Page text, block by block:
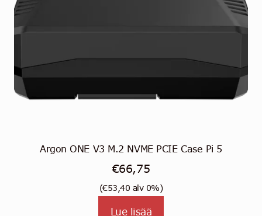
Argon ONE V3 M.2 NVME PCIE Case Pi 5
€66,75
(€53,40 alv 0%)
Lue lisää